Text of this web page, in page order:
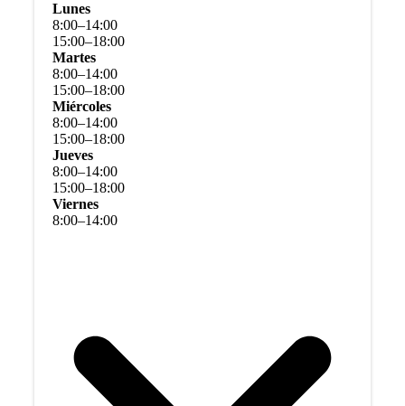
Lunes
8:00–14:00
15:00–18:00
Martes
8:00–14:00
15:00–18:00
Miércoles
8:00–14:00
15:00–18:00
Jueves
8:00–14:00
15:00–18:00
Viernes
8:00–14:00